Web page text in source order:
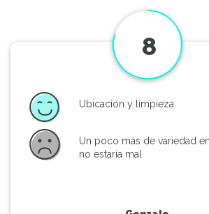
8
Ubicación y limpieza
Un poco más de variedad
no estaría mal